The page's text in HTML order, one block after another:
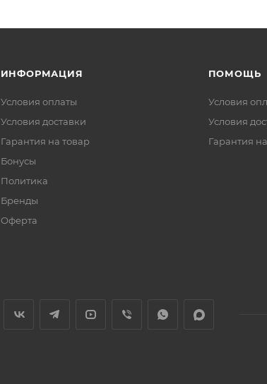
ИНФОРМАЦИЯ
Условия оплаты
Условия доставки
Гарантия на товар
Бонусы
Политика
Бренды
Оферта
ПОМОЩЬ
Условия
Условия
Гарантия